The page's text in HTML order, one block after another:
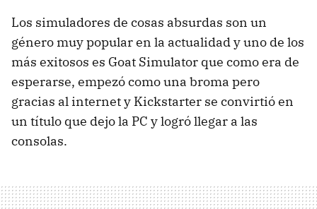
Los simuladores de cosas absurdas son un
género muy popular en la actualidad y uno de los
más exitosos es Goat Simulator que como era de
esperarse, empezó como una broma pero
gracias al internet y Kickstarter se convirtió en
un título que dejo la PC y logró llegar a las
consolas.